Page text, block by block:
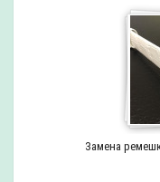
Замена